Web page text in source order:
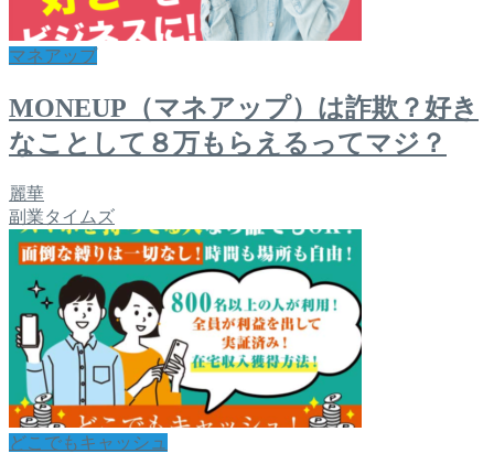
マネアップ
MONEUP（マネアップ）は詐欺？好き
なことして８万もらえるってマジ？
麗華
副業タイムズ
どこでもキャッシュ